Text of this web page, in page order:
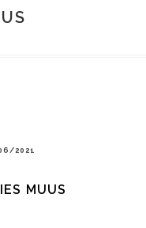
2021
MUUS